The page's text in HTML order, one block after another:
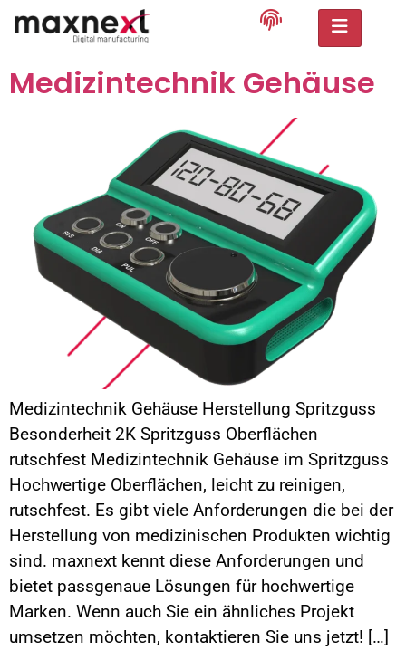
Medizintechnik Gehäuse
Medizintechnik Gehäuse Herstellung Spritzguss
Besonderheit 2K Spritzguss Oberflächen
rutschfest Medizintechnik Gehäuse im Spritzguss
Hochwertige Oberflächen, leicht zu reinigen,
rutschfest. Es gibt viele Anforderungen die bei der
Herstellung von medizinischen Produkten wichtig
sind. maxnext kennt diese Anforderungen und
bietet passgenaue Lösungen für hochwertige
Marken. Wenn auch Sie ein ähnliches Projekt
umsetzen möchten, kontaktieren Sie uns jetzt! […]